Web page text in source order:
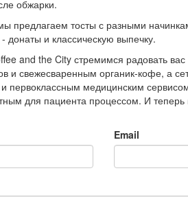
обжарки.
предлагаем тосты с разными
донаты и классическую выпечку.
and the City стремимся радовать
и свежесваренным органик-кофе, а
и первоклассным медицинским
для пациента процессом. И
Email